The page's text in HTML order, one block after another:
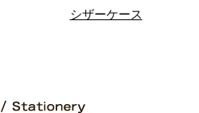
シザーケース